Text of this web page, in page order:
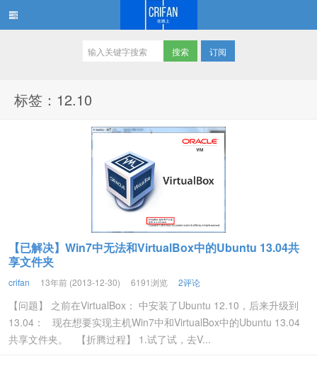
订阅
标签：12.10
【已解决】Win7中无法和VirtualBox中的Ubuntu 13.04共
享文件夹
crifan 13年前 (2013-12-30) 6191浏览 2评论
【问题】 之前在VirtualBox： 中安装了Ubuntu 12.10，后来升级到
13.04： 现在想要实现主机Win7中和VirtualBox中的Ubuntu 13.04
共享文件夹。 【折腾过程】 1.试了试，去V...